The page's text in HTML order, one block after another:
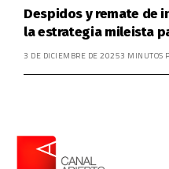
Despidos y remate de
la estrategia mileista
3 DE DICIEMBRE DE 20253 MINUTOS